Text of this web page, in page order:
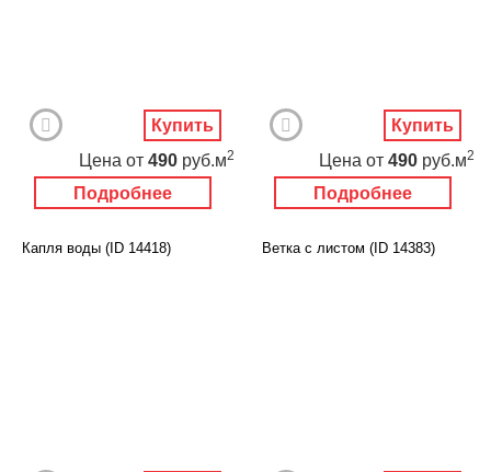
Подробнее
Цена от 490 руб.м2
Купить
Подробнее
Цена от 490 руб.м2
Купить
Капля воды (ID 14418) Ветка с листом (ID 14383)